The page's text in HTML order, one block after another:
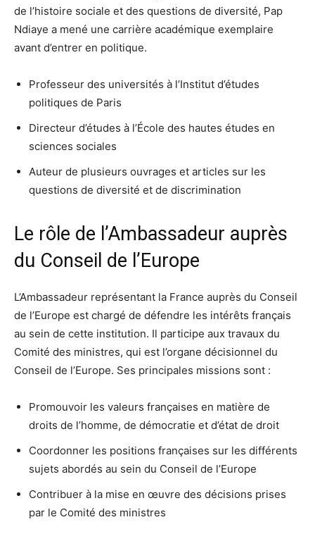
de l’histoire sociale et des questions de diversité, Pap
Ndiaye a mené une carrière académique exemplaire
avant d’entrer en politique.
Professeur des universités à l’Institut d’études
politiques de Paris
Directeur d’études à l’École des hautes études en
sciences sociales
Auteur de plusieurs ouvrages et articles sur les
questions de diversité et de discrimination
Le rôle de l’Ambassadeur auprès
du Conseil de l’Europe
L’Ambassadeur représentant la France auprès du Conseil
de l’Europe est chargé de défendre les intérêts français
au sein de cette institution. Il participe aux travaux du
Comité des ministres, qui est l’organe décisionnel du
Conseil de l’Europe. Ses principales missions sont :
Promouvoir les valeurs françaises en matière de
droits de l’homme, de démocratie et d’état de droit
Coordonner les positions françaises sur les différents
sujets abordés au sein du Conseil de l’Europe
Contribuer à la mise en œuvre des décisions prises
par le Comité des ministres